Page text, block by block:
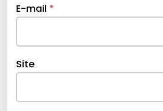
E-mail *
Site